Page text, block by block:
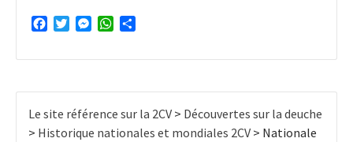
FacebookTwitterMessengerWhatsApp
Le site référence sur la 2CV > Découvertes sur la deuche
> Historique nationales et mondiales 2CV > Nationale